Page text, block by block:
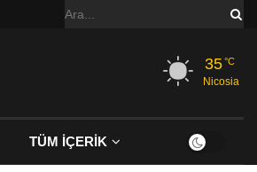
35°C
Nicosia
TÜM İÇERİK